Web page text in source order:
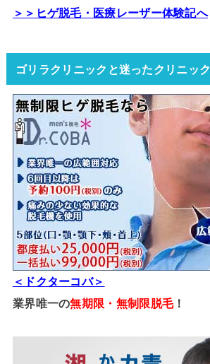
＞＞ヒゲ脱毛・医療レーザー体験記へ
ゴリラクリニックと迷ったクリニック
＜ドクターコバ＞
業界唯一の無期限・無制限脱毛！